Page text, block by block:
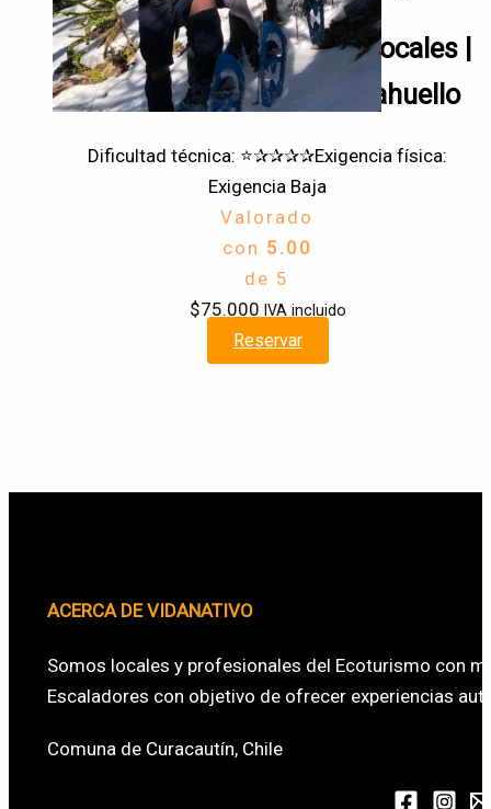
¡Tour invernal con Guías Locales |
Reserva Nacional Malalcahuello
Dificultad técnica: ⭐✰✰✰✰Exigencia física:
Exigencia Baja
Valorado
con 5.00
de 5
$75.000 IVA incluido
Reservar
ACERCA DE VIDANATIVO
Somos locales y profesionales del Ecoturismo con
Escaladores con objetivo de ofrecer experiencias
Comuna de Curacautín, Chile